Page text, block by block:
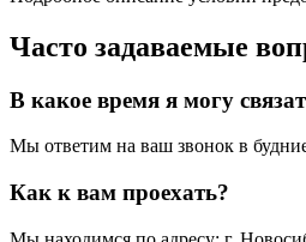
Часто задаваемые
В какое время я могу
Мы ответим на ваш звонок в
Как к вам проехать?